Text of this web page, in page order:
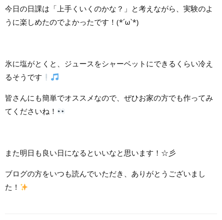
今日の日課は「上手くいくのかな？」と考えながら、実験のよ
うに楽しめたのでよかったです！(*´ω`*)
氷に塩がとくと、ジュースをシャーベットにできるくらい冷え
るそうです
皆さんにも簡単でオススメなので、ぜひお家の方でも作ってみ
てくださいね！
また明日も良い日になるといいなと思います！☆彡
ブログの方をいつも読んでいただき、ありがとうございまし
た！